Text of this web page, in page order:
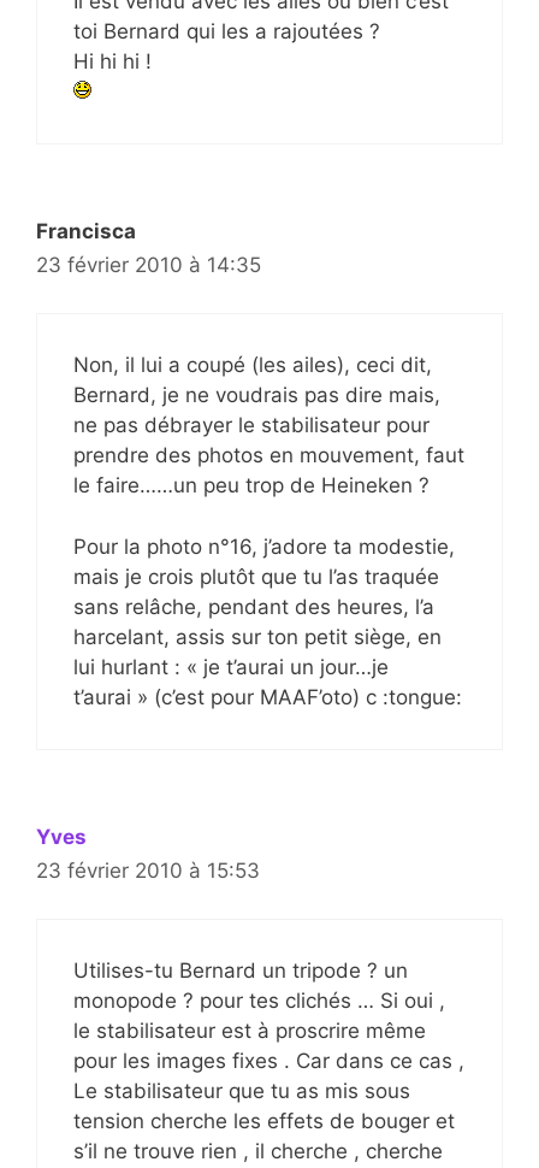
toi Bernard qui les a rajoutées ?
Hi hi hi !
Francisca
23 février 2010 à 14:35
Non, il lui a coupé (les ailes), ceci dit,
Bernard, je ne voudrais pas dire mais,
ne pas débrayer le stabilisateur pour
prendre des photos en mouvement, faut
le faire……un peu trop de Heineken ?
Pour la photo n°16, j’adore ta modestie,
mais je crois plutôt que tu l’as traquée
sans relâche, pendant des heures, l’a
harcelant, assis sur ton petit siège, en
lui hurlant : « je t’aurai un jour…je
t’aurai » (c’est pour MAAF’oto) c :tongue:
Yves
23 février 2010 à 15:53
Utilises-tu Bernard un tripode ? un
monopode ? pour tes clichés … Si oui ,
le stabilisateur est à proscrire même
pour les images fixes . Car dans ce cas ,
Le stabilisateur que tu as mis sous
tension cherche les effets de bouger et
s’il ne trouve rien , il cherche , cherche